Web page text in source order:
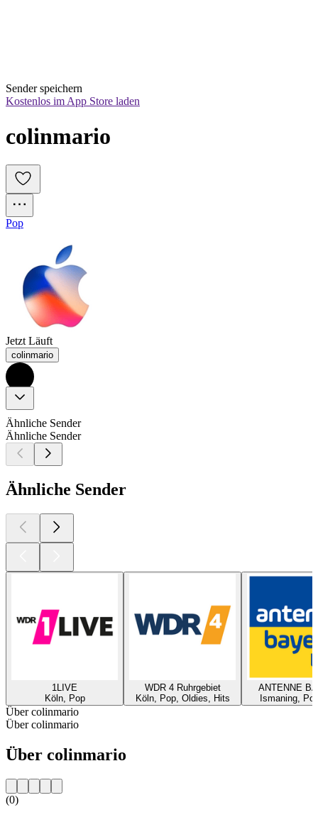
Sender speichern
Kostenlos im App Store laden
colinmario
Pop
Jetzt Läuft
colinmario
Ähnliche Sender
Ähnliche Sender
Ähnliche Sender
1LIVE
Köln, Pop
WDR 4 Ruhrgebiet
Köln, Pop, Oldies, Hits
ANTENNE
Ismaning,
Über colinmario
Über colinmario
Über colinmario
(0)